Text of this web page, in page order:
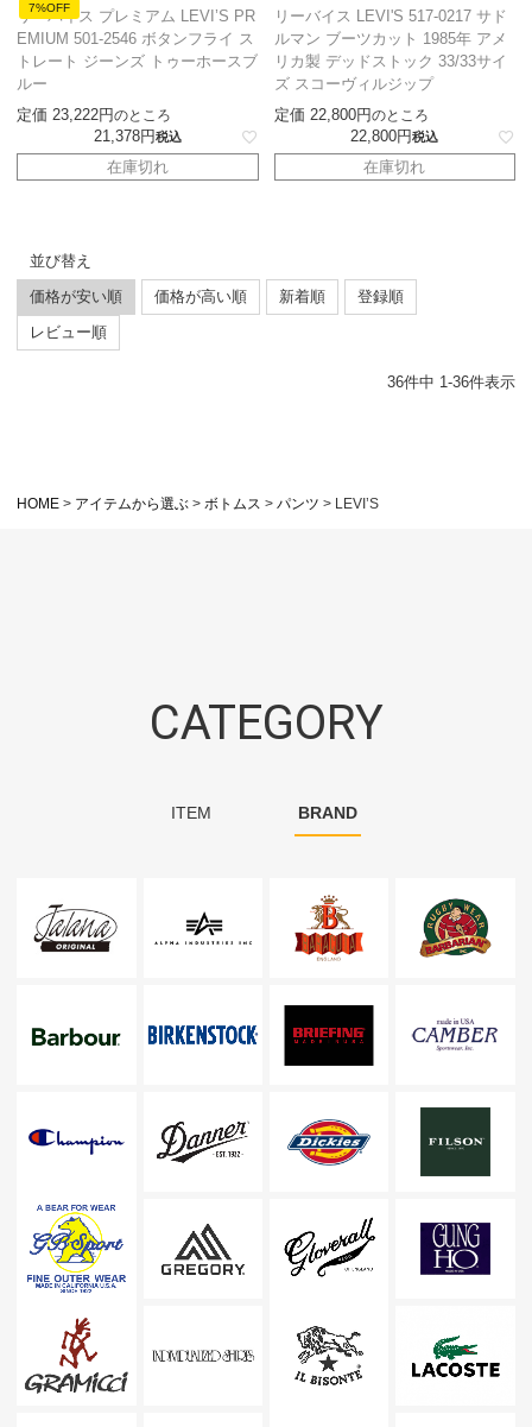
7%OFF
リーバイス プレミアム LEVI’S PR
EMIUM 501-2546 ボタンフライ ス
トレート ジーンズ トゥーホースブ
ルー
定価 23,222 のところ
21,378 税込
在庫切れ
リーバイス LEVI'S 517-0217 サド
ルマン ブーツカット 1985年 アメ
リカ製 デッドストック 33/33サイ
ズ スコーヴィルジップ
定価 22,800 のところ
22,800 税込
在庫切れ
並び替え
価格が安い順
価格が高い順 新着順
登録順
レビュー順
36件中 1-36件表示
HOME アイテムから選ぶ ボトムス パンツ LEVI’S
CATEGORY
ITEM BRAND